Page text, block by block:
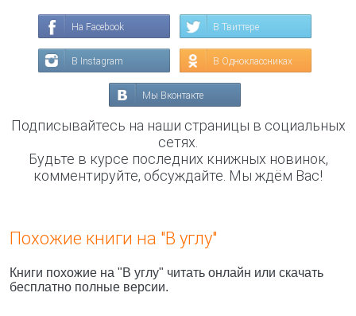
На Facebook В Твиттере
В Instagram В Одноклассниках
Мы Вконтакте
Подписывайтесь на наши страницы в социальных
сетях.
Будьте в курсе последних книжных новинок,
комментируйте, обсуждайте. Мы ждём Вас!
Похожие книги на "В углу"
Книги похожие на "В углу" читать онлайн или скачать
бесплатно полные версии.